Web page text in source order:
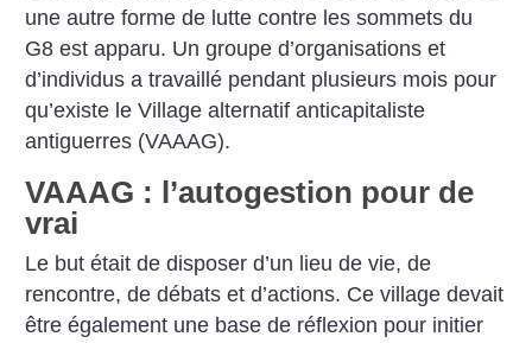
une autre forme de lutte contre les sommets du
G8 est apparu. Un groupe d’organisations et
d’individus a travaillé pendant plusieurs mois pour
qu’existe le Village alternatif anticapitaliste
antiguerres (VAAAG).
VAAAG : l’autogestion pour de
vrai
Le but était de disposer d’un lieu de vie, de
rencontre, de débats et d’actions. Ce village devait
être également une base de réflexion pour initier